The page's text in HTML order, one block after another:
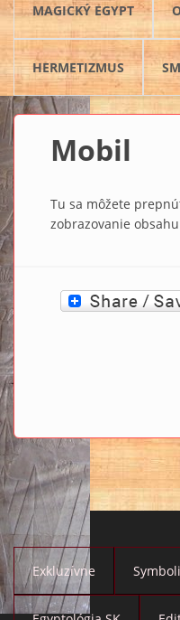
MAGICKÝ EGYPT
HERMETIZMUS
Mobil
Tu sa môžete
zobrazovanie
Exkluzívne